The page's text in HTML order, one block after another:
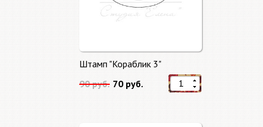
Штамп "Кораблик 3"
90 руб. 70 руб.